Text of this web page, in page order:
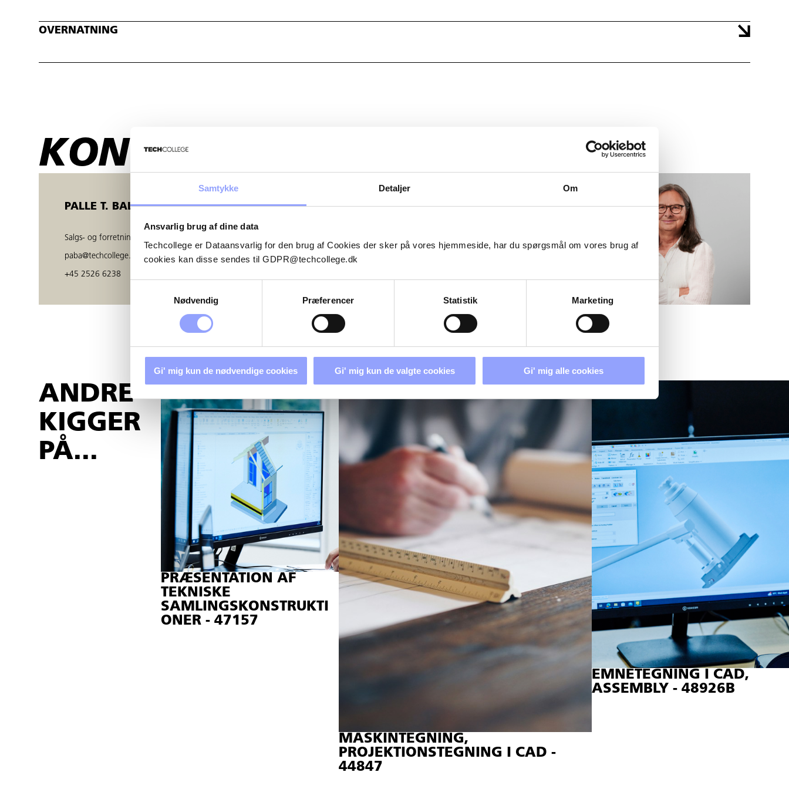
Samtykke Detaljer Om
Ansvarlig brug af dine data
Techcollege er Dataansvarlig for den brug af Cookies der sker på vores hjemmeside, har du spørgsmål om vores brug af
cookies kan disse sendes til GDPR@techcollege.dk
Nødvendig
Præferencer Statistik Marketing
Gi' mig kun de nødvendige cookies Gi' mig kun de valgte cookies Gi' mig alle cookies
OVERNATNING
KONTAKTPERSONER
PALLE T. BALZER
Salgs- og forretningsudvikler
paba@techcollege.dk
+45 2526 6238
BERIT GODSK
ANDRE
KIGGER
PÅ...
PRÆSENTATION AF
TEKNISKE
SAMLINGSKONSTRUKTI
ONER - 47157
MASKINTEGNING,
PROJEKTIONSTEGNING I CAD -
44847
EMNETEGNING I CAD,
ASSEMBLY - 48926B